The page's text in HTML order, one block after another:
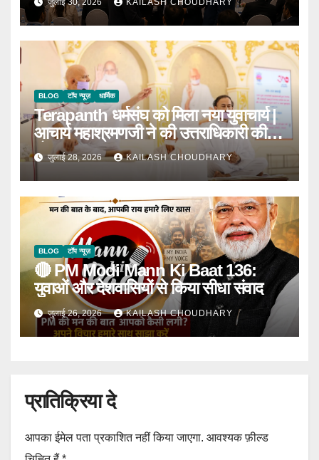
जुलाई 30, 2026 KAILASH CHOUDHARY
BLOG टॉप न्यूज़ धार्मिक
Terapanth धर्मसंघ को मिला नया युवाचार्य |
आचार्य महाश्रमणजी ने की उत्तराधिकारी की
घोषणा
जुलाई 28, 2026 KAILASH CHOUDHARY
BLOG टॉप न्यूज़
🔴 PM Modi Mann Ki Baat 136:
युवाओं और देशवासियों से किया सीधा संवाद
जुलाई 26, 2026 KAILASH CHOUDHARY
प्रातिक्रिया दे
आपका ईमेल पता प्रकाशित नहीं किया जाएगा. आवश्यक फ़ील्ड